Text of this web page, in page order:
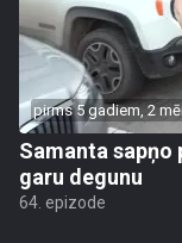
pirms 5 gadiem, 2
Samanta sapņo
garu degunu
64. epizode